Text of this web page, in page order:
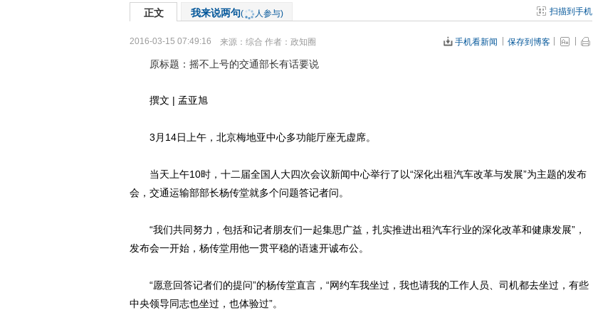
正文 我来说两句( 人参与) 扫描到手机
2016-03-15 07:49:16 来源： 综合 作者：政知圈 手机看新闻 保存到博客
原标题：摇不上号的交通部长有话要说
撰文 | 孟亚旭
3月14日上午，北京梅地亚中心多功能厅座无虚席。
当天上午10时，十二届全国人大四次会议新闻中心举行了以“深化出租汽车改革与发展”为主题的发布
会，交通运输部部长杨传堂就多个问题答记者问。
“我们共同努力，包括和记者朋友们一起集思广益，扎实推进出租汽车行业的深化改革和健康发展”，
发布会一开始，杨传堂用他一贯平稳的语速开诚布公。
“愿意回答记者们的提问”的杨传堂直言，“网约车我坐过，我也请我的工作人员、司机都去坐过，有些
中央领导同志也坐过，也体验过”。